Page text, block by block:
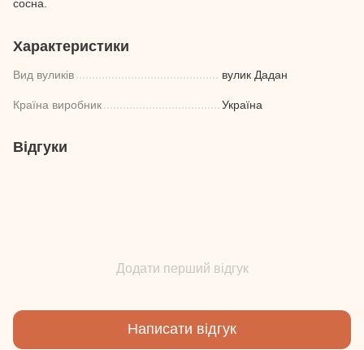
сосна.
Характеристики
Вид вуликів вулик Дадан
Країна виробник Україна
Відгуки
Додати перший відгук
Написати відгук